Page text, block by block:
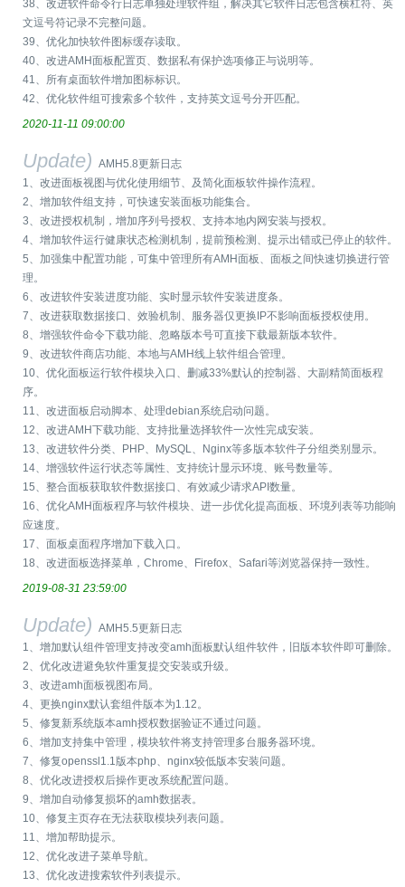
38、改进软件命令行日志单独处理软件组，解决其它软件日志包含横杠符、英
文逗号符记录不完整问题。
39、优化加快软件图标缓存读取。
40、改进AMH面板配置页、数据私有保护选项修正与说明等。
41、所有桌面软件增加图标标识。
42、优化软件组可搜索多个软件，支持英文逗号分开匹配。
2020-11-11 09:00:00
Update) AMH5.8更新日志
1、改进面板视图与优化使用细节、及简化面板软件操作流程。
2、增加软件组支持，可快速安装面板功能集合。
3、改进授权机制，增加序列号授权、支持本地内网安装与授权。
4、增加软件运行健康状态检测机制，提前预检测、提示出错或已停止的软件。
5、加强集中配置功能，可集中管理所有AMH面板、面板之间快速切换进行管
理。
6、改进软件安装进度功能、实时显示软件安装进度条。
7、改进获取数据接口、效验机制、服务器仅更换IP不影响面板授权使用。
8、增强软件命令下载功能、忽略版本号可直接下载最新版本软件。
9、改进软件商店功能、本地与AMH线上软件组合管理。
10、优化面板运行软件模块入口、删减33%默认的控制器、大副精简面板程
序。
11、改进面板启动脚本、处理debian系统启动问题。
12、改进AMH下载功能、支持批量选择软件一次性完成安装。
13、改进软件分类、PHP、MySQL、Nginx等多版本软件子分组类别显示。
14、增强软件运行状态等属性、支持统计显示环境、账号数量等。
15、整合面板获取软件数据接口、有效减少请求API数量。
16、优化AMH面板程序与软件模块、进一步优化提高面板、环境列表等功能响
应速度。
17、面板桌面程序增加下载入口。
18、改进面板选择菜单，Chrome、Firefox、Safari等浏览器保持一致性。
2019-08-31 23:59:00
Update) AMH5.5更新日志
1、增加默认组件管理支持改变amh面板默认组件软件，旧版本软件即可删除。
2、优化改进避免软件重复提交安装或升级。
3、改进amh面板视图布局。
4、更换nginx默认套组件版本为1.12。
5、修复新系统版本amh授权数据验证不通过问题。
6、增加支持集中管理，模块软件将支持管理多台服务器环境。
7、修复openssl1.1版本php、nginx较低版本安装问题。
8、优化改进授权后操作更改系统配置问题。
9、增加自动修复损坏的amh数据表。
10、修复主页存在无法获取模块列表问题。
11、增加帮助提示。
12、优化改进子菜单导航。
13、优化改进搜索软件列表提示。